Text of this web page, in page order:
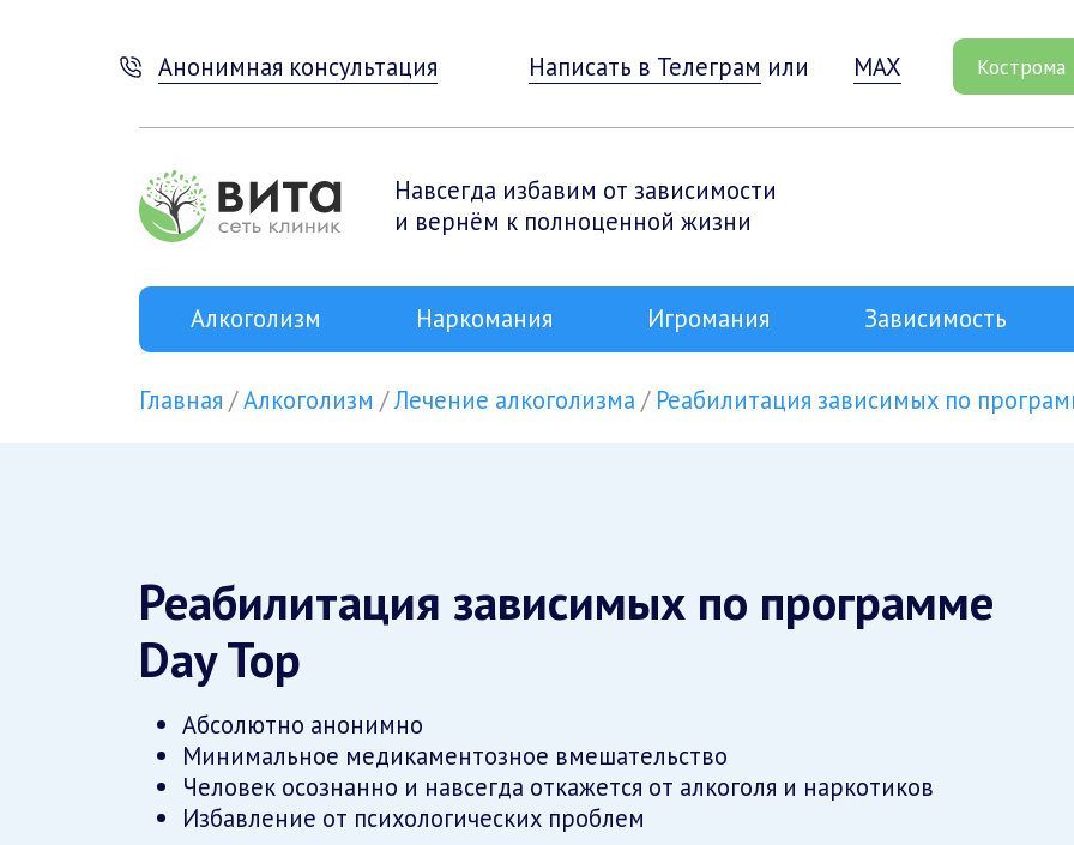
Анонимная консультация Написать в Телеграм или MAX Кострома
Навсегда избавим от зависимости
и вернём к полноценной жизни
Алкоголизм Наркомания Игромания Зависимость
Главная Алкоголизм Лечение алкоголизма Реабилитация зависимых по
Реабилитация зависимых по программе
Day Top
Абсолютно анонимно
Минимальное медикаментозное вмешательство
Человек осознанно и навсегда откажется от алкоголя и наркотиков
Избавление от психологических проблем